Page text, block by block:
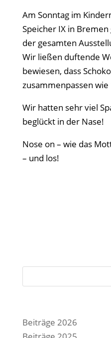
Am Sonntag im
Speicher IX in Bremen
der gesamten
Wir ließen duftende
bewiesen, dass
zusammenpassen
Wir hatten sehr viel
beglückt in der Nase!
Nose on – wie das
– und los!
Beiträge 2026